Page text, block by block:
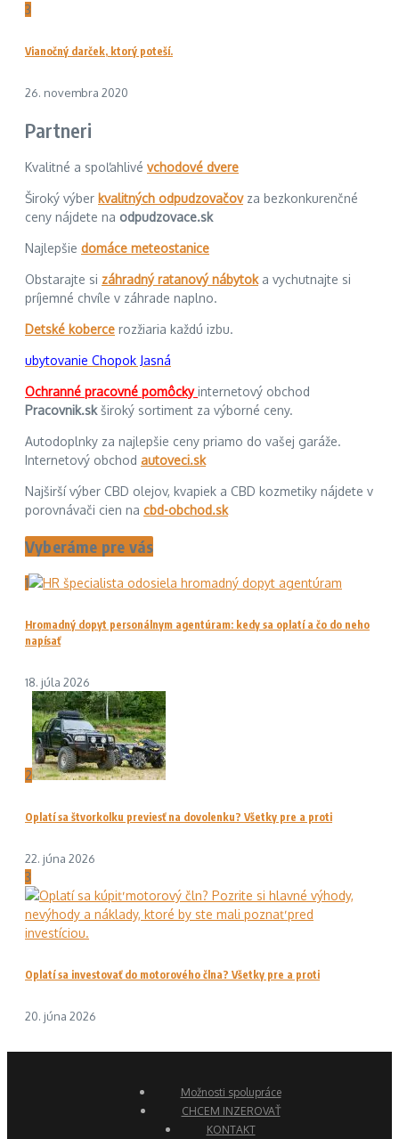
3
Vianočný darček, ktorý poteší.
26. novembra 2020
Partneri
Kvalitné a spoľahlivé vchodové dvere
Široký výber kvalitných odpudzovačovza bezkonkurenčné
ceny nájdete na odpudzovace.sk
Najlepšie domáce meteostanice
Obstarajte si záhradný ratanový nábytoka vychutnajte si
príjemné chvíle v záhrade naplno.
Detské koberce rozžiaria každú izbu.
ubytovanie Chopok Jasná
Ochranné pracovné pomôckyinternetový obchod
Pracovnik.skširoký sortiment za výborné ceny.
Autodoplnky za najlepšie ceny priamo do vašej garáže.
Internetový obchod autoveci.sk
Najširší výber CBD olejov, kvapiek a CBD kozmetiky nájdete v
porovnávači cien na cbd-obchod.sk
Vyberáme pre vás
1
Hromadný dopyt personálnym agentúram: kedy sa oplatí a čo do neho
napísať
18. júla 2026
2
Oplatí sa štvorkolku previesť na dovolenku? Všetky pre a proti
22. júna 2026
3
Oplatí sa investovať do motorového člna? Všetky pre a proti
20. júna 2026
Možnosti spolupráce
CHCEM INZEROVAŤ
KONTAKT